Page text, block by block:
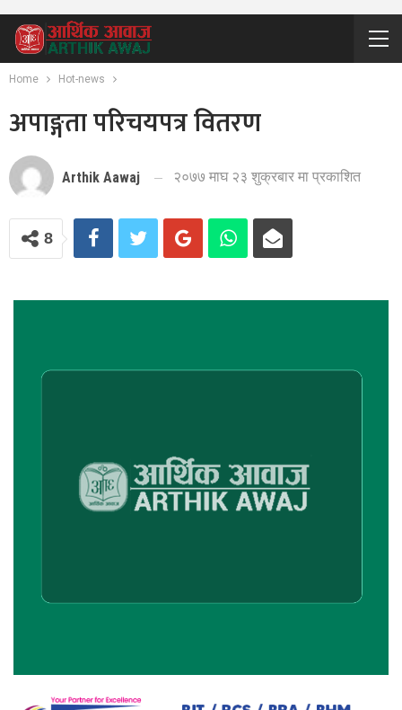
Home Hot-news
अपाङ्गता परिचयपत्र वितरण
Arthik Aawaj २०७७ माघ २३ शुक्रबार मा प्रकाशित
8